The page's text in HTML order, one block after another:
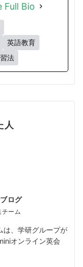
Full Bio
英語教育
法
人
ログ
ーム
は、学研グループが
オンライン英会